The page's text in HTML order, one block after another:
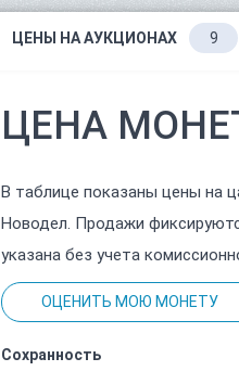
ЦЕНЫ НА АУКЦИОНАХ 9
ЦЕНА
В таблице показаны цены на
Новодел. Продажи
указана без учета
ОЦЕНИТЬ МОЮ МОНЕТУ
Сохранность